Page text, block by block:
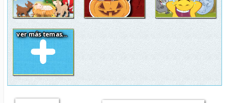
ver más temas...